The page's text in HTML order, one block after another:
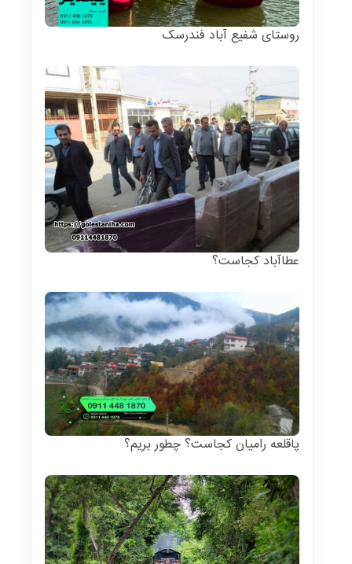
روستای شفیع آباد فندرسک
عطاآباد کجاست؟
پاقلعه رامیان کجاست؟ چطور بریم؟